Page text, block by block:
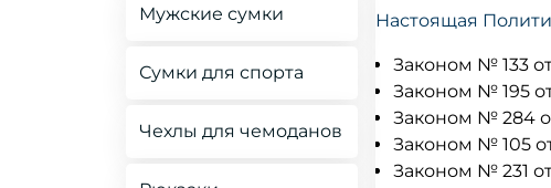
Премиум
Мужские сумки
Сумки для спорта
Чехлы для чемоданов
Настоящая
Законом № 133
Законом № 195
Законом № 284
Законом № 105
Законом № 231